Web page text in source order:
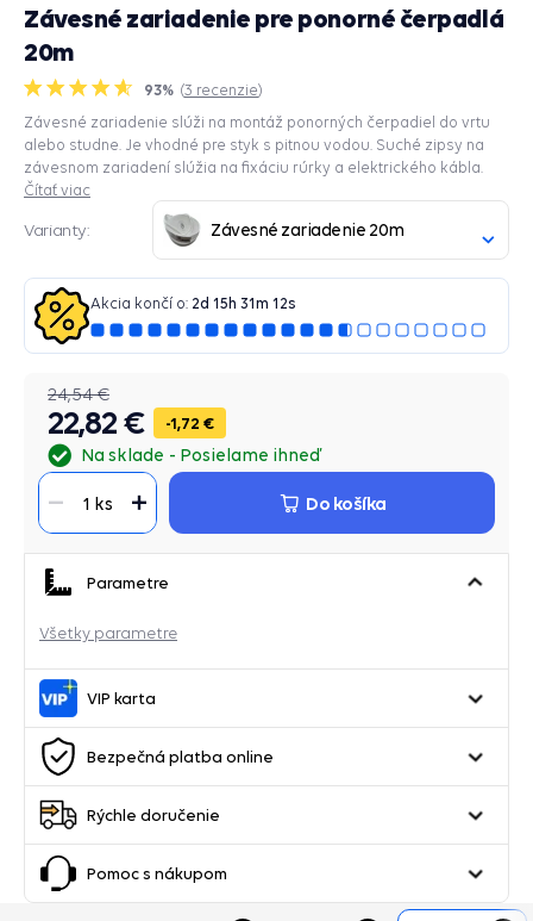
Závesné zariadenie pre ponorné čerpadlá
20m
93% (3 recenzie)
Závesné zariadenie slúži na montáž ponorných čerpadiel do vrtu
alebo studne. Je vhodné pre styk s pitnou vodou. Suché zipsy na
závesnom zariadení slúžia na fixáciu rúrky a elektrického kábla.
Čítať viac
Varianty: Závesné zariadenie 20m
Na sklade Posielame ihneď
1,72 €
Akcia končí o: 2d 15 h 31m 12s
24,54 €
22,82 €
1 ks Do košíka
Parametre
Všetky parametre
VIP karta
Bezpečná platba online
Rýchle doručenie
Pomoc s nákupom